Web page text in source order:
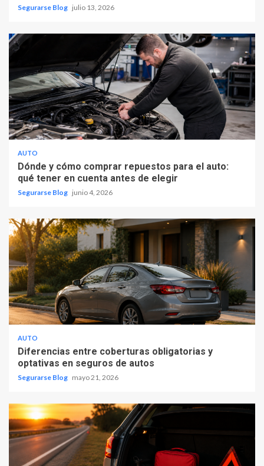
Segurarse Blog julio 13, 2026
AUTO
Dónde y cómo comprar repuestos para el auto:
qué tener en cuenta antes de elegir
Segurarse Blog junio 4, 2026
AUTO
Diferencias entre coberturas obligatorias y
optativas en seguros de autos
Segurarse Blog mayo 21, 2026